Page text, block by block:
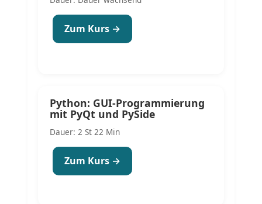
Zum Kurs →
Python: GUI-Programmierung
mit PyQt und PySide
Dauer: 2 St 22 Min
Zum Kurs →